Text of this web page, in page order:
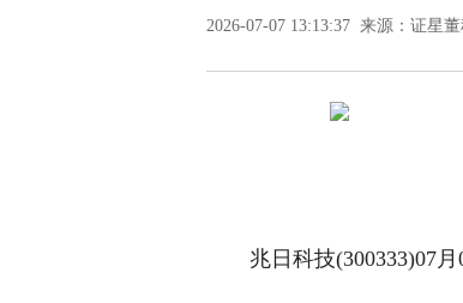
2026-07-07 13:13:37 来源：证星
兆日科技(300333)07